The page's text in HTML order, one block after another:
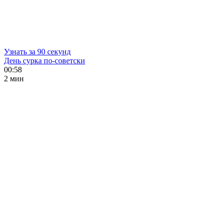
Узнать за 90 секунд
День сурка по-советски
00:58
2 мин